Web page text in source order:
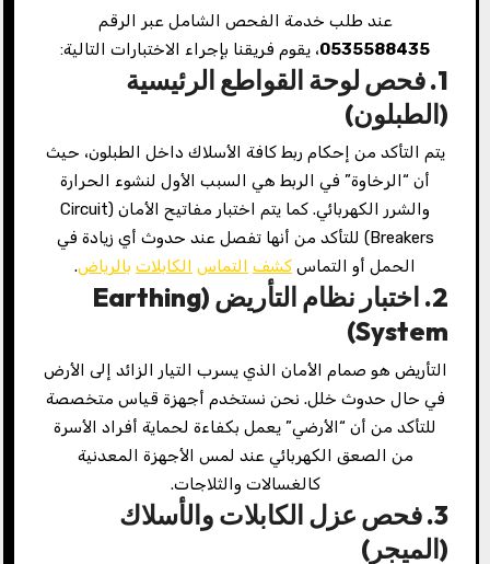
عند طلب خدمة الفحص الشامل عبر الرقم
0535588435، يقوم فريقنا بإجراء الاختبارات التالية:
1. فحص لوحة القواطع الرئيسية
(الطبلون)
يتم التأكد من إحكام ربط كافة الأسلاك داخل الطبلون، حيث
أن “الرخاوة” في الربط هي السبب الأول لنشوء الحرارة
والشرر الكهربائي. كما يتم اختبار مفاتيح الأمان (Circuit
Breakers) للتأكد من أنها تفصل عند حدوث أي زيادة في
الحمل أو التماس كشف التماس الكابلات بالرياض.
2. اختبار نظام التأريض (
Earthing
System
)
التأريض هو صمام الأمان الذي يسرب التيار الزائد إلى الأرض
في حال حدوث خلل. نحن نستخدم أجهزة قياس متخصصة
للتأكد من أن “الأرضي” يعمل بكفاءة لحماية أفراد الأسرة
من الصعق الكهربائي عند لمس الأجهزة المعدنية
كالغسالات والثلاجات.
3. فحص عزل الكابلات والأسلاك
(الميجر)